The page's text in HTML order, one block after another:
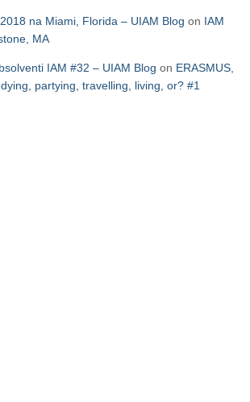
na Miami, Florida – UIAM Blog on IAM
MA
IAM #32 – UIAM Blog on ERASMUS,
partying, travelling, living, or? #1